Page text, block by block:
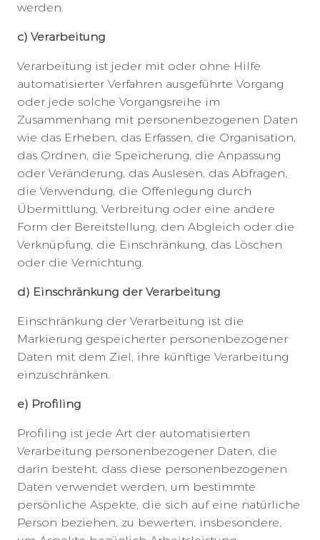
werden.
c) Verarbeitung
Verarbeitung ist jeder mit oder ohne Hilfe
automatisierter Verfahren ausgeführte Vorgang
oder jede solche Vorgangsreihe im
Zusammenhang mit personenbezogenen Daten
wie das Erheben, das Erfassen, die Organisation,
das Ordnen, die Speicherung, die Anpassung
oder Veränderung, das Auslesen, das Abfragen,
die Verwendung, die Offenlegung durch
Übermittlung, Verbreitung oder eine andere
Form der Bereitstellung, den Abgleich oder die
Verknüpfung, die Einschränkung, das Löschen
oder die Vernichtung.
d) Einschränkung der Verarbeitung
Einschränkung der Verarbeitung ist die
Markierung gespeicherter personenbezogener
Daten mit dem Ziel, ihre künftige Verarbeitung
einzuschränken.
e) Profiling
Profiling ist jede Art der automatisierten
Verarbeitung personenbezogener Daten, die
darin besteht, dass diese personenbezogenen
Daten verwendet werden, um bestimmte
persönliche Aspekte, die sich auf eine natürliche
Person beziehen, zu bewerten, insbesondere,